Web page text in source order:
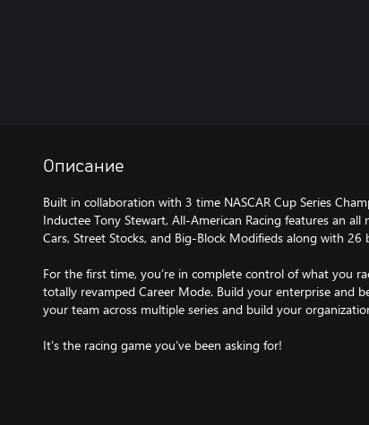
Описание
Built in collaboration with 3 time NASCAR Cup Series
Inductee Tony Stewart, All-American Racing features an all
Cars, Street Stocks, and Big-Block Modifieds along with
For the first time, you’re in complete control of what you
totally revamped Career Mode. Build your enterprise and
your team across multiple series and build your
It's the racing game you’ve been asking for!